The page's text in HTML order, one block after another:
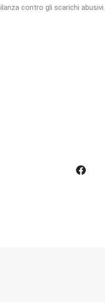
contro gli scarichi abusivi.